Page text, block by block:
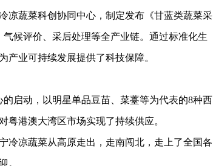
凉蔬菜科创协同中心，制定发布《甘蓝类蔬菜采
候评价、采后处理等全产业链。通过标准化生
产业可持续发展提供了科技保障。
启动，以明星单品豆苗、菜薹等为代表的8种西
港澳大湾区市场实现了持续供应。
凉蔬菜从高原走出，走南闯北，走上了全国各
。